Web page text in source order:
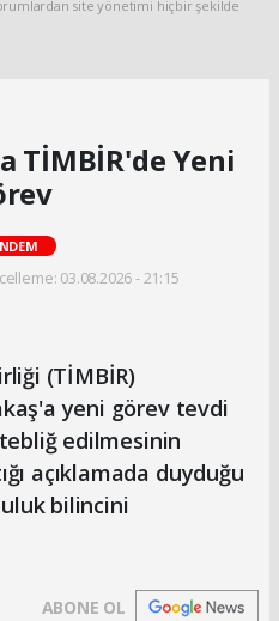
site yönetimi hiçbir şekilde
TİMBİR'de Yeni
03.08.2026 - 21:15
(TİMBİR)
yeni görev tevdi
edilmesinin
açıklamada duyduğu
bilincini
ABONE OL